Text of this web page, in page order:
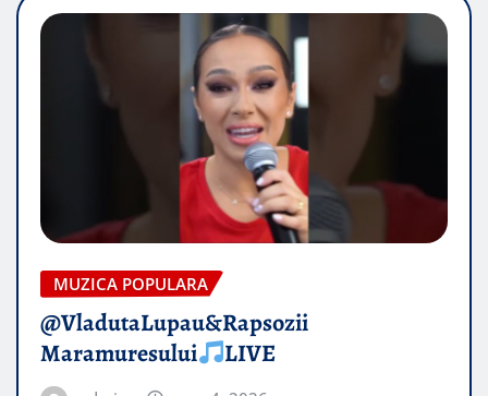
MUZICA POPULARA
@VladutaLupau&Rapsozii
Maramuresului
LIVE